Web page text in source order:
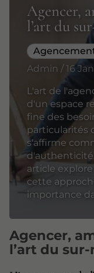
Agencer,
l’art du
Admin / 16
L'art de
d'un espace
fine des
particularités
s'affirme
d'authenticité
article
cette
importance
Agencer,
l’art du